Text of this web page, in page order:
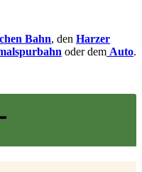
Bahn, den Harzer
oder dem Auto.